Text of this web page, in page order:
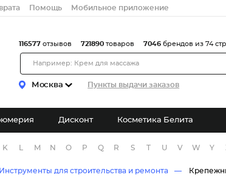
Помощь Мобильное приложение
Москва Пункты выдачи заказов
116577 отзывов 721890 товаров 7046 брендов из 74
Дисконт Косметика Белита
K M N O P Q R S T U V W Y
Инструменты для строительства и ремонта